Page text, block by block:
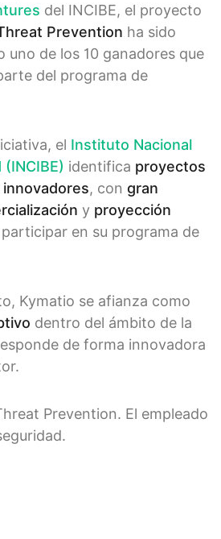
del INCIBE, el proyecto
Prevention ha sido
uno de los 10 ganadores que
del programa de
el Instituto Nacional
identifica proyectos
, con gran
y proyección
en su programa de
Kymatio se afianza como
dentro del ámbito de la
de forma innovadora
Prevention. El empleado